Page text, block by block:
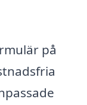
på